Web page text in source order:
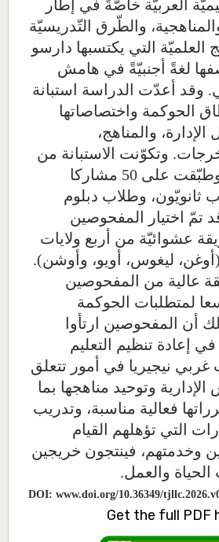
العربيّة خاصّةً في إطار
والطّرق التّدريسيّة
العلميّة التي يكتسبها دارسو
لغةً أجنبيّةً في هامش
وقد أعدّت الدراسة استبانة
الحوكمة واختصاصاتها
الإدارة، والمناهج،
وتكوّنت الاستبانة من
20 سؤالا مغلقا، وطبّقت على 50 مشاركا
وطلاب دبلوم
تمّ اختيار المفحوصين
عشوائيّة من أربع ولايات
(أوغن، ليغوس، أويو، وأوشن).
عالية من المفحوصين
لمتطلبات الحوكمة
أن المفحوصين ارتأوا
إعادة تنظيم التعليم
نيجيريا في أمور تتعلق
وتوحيد مناهجها بما
فعالية مناسبة، وتدريب
التي تؤهلهم القيام
وخدمتهم، فينتجون خريجين
والعمل.
DOI: www.doi.org/10.36349/
Get the full PDF